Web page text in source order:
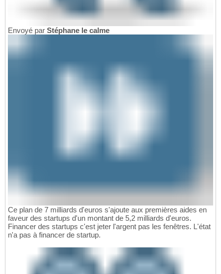
Envoyé par Stéphane le calme
Ce plan de 7 milliards d'euros s'ajoute aux premières aides en
faveur des startups d'un montant de 5,2 milliards d'euros.
Financer des startups c'est jeter l'argent pas les fenêtres. L'état
n'a pas à financer de startup.